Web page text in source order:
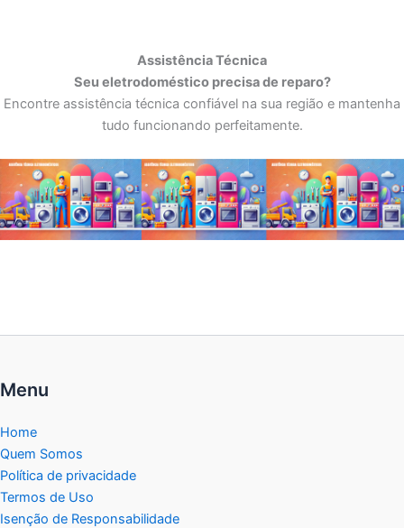
Assistência Técnica
Seu eletrodoméstico precisa de reparo?
Encontre assistência técnica confiável na sua região e mantenha
tudo funcionando perfeitamente.
Menu
Home
Quem Somos
Política de privacidade
Termos de Uso
Isenção de Responsabilidade